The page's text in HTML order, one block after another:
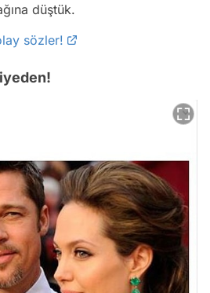
düştük.
sözler!